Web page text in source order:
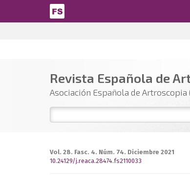
Pasar al contenido principal
Revista Española de
Asociación Española de Artroscopia
Vol. 28. Fasc. 4. Núm. 74. Diciembre 2021
10.24129/j.reaca.28474.fs2110033